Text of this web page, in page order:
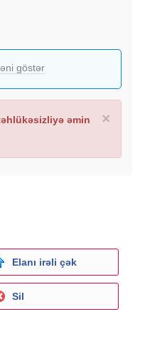
göstər
×
əmin
Elanı irəli çək
Sil